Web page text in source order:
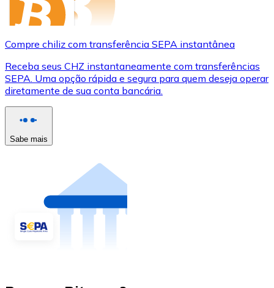
Compre chiliz com transferência SEPA instantânea
Receba seus CHZ instantaneamente com transferências
SEPA. Uma opção rápida e segura para quem deseja operar
diretamente de sua conta bancária.
Sabe mais